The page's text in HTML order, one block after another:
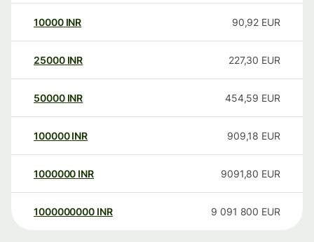
10000 INR 90,92 EUR
25000 INR 227,30 EUR
50000 INR 454,59 EUR
100000 INR 909,18 EUR
1000000 INR 9091,80 EUR
1000000000 INR 9 091 800 EUR